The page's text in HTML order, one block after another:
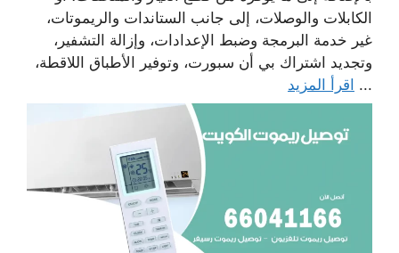
الكابلات والوصلات، إلى جانب الستاندات والريموتات،
غير خدمة البرمجة وضبط الإعدادات، وإزالة التشفير،
وتجديد اشتراك بي أن سبورت، وتوفير الأطباق اللاقطة،
... اقرأ المزيد